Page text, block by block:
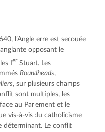
l’Angleterre est secouée
opposant le
Ier Stuart. Les
Roundheads,
, sur plusieurs champs
sont multiples, les
au Parlement et le
vis-à-vis du catholicisme
déterminant. Le conflit